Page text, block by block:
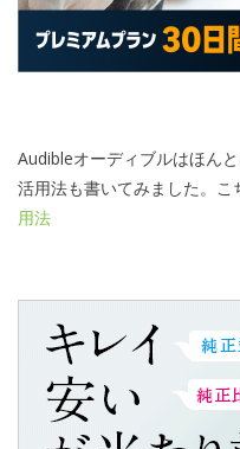
Audibleオーディブルはほん
活用法も書いてみました。
用法